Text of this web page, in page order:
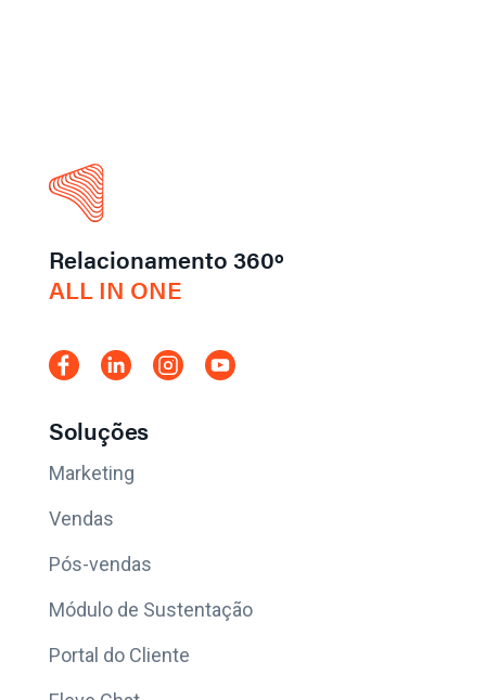
Relacionamento 360º
ALL IN ONE
Soluções
Marketing
Vendas
Pós-vendas
Módulo de Sustentação
Portal do Cliente